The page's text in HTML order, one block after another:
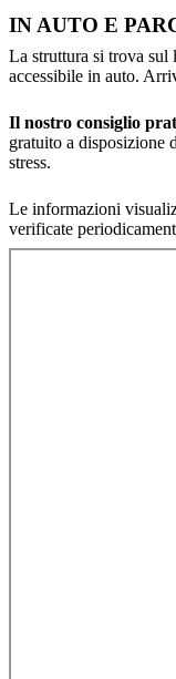
IN AUTO E
La struttura si trova sul
accessibile in auto.
Il nostro consiglio
gratuito a disposizione
stress.
Le informazioni
verificate